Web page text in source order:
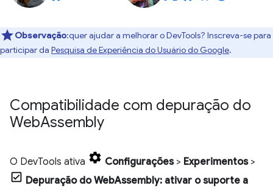
Observação:quer ajudar a melhorar o DevTools? Inscreva-se para
participar da Pesquisa de Experiência do Usuário do Google.
Compatibilidade com depuração do
WebAssembly
O DevTools ativa Configurações> Experimentos>
Depuração do WebAssembly: ativar o suporte a